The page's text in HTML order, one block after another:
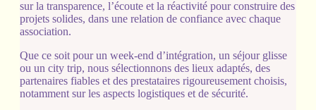
sur la transparence, l’écoute et la réactivité pour construire des
projets solides, dans une relation de confiance avec chaque
association.
Que ce soit pour un week-end d’intégration, un séjour glisse
ou un city trip, nous sélectionnons des lieux adaptés, des
partenaires fiables et des prestataires rigoureusement choisis,
notamment sur les aspects logistiques et de sécurité.